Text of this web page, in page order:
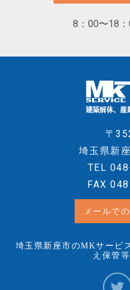
8：00〜18：
〒
埼玉県新
TEL
FAX
メールで
埼玉県新座市のMKサービ
え保管